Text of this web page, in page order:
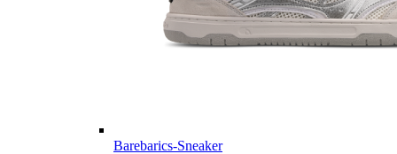
Barebarics-Sneaker